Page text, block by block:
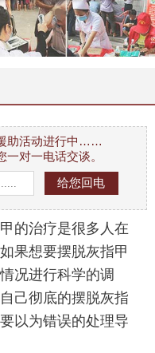
助活动进行中……
对一电话交谈。
的治疗是很多人在
果想要摆脱灰指甲
况进行科学的调
己彻底的摆脱灰指
以为错误的处理导